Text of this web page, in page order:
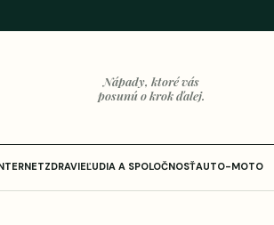
Nápady, ktoré vás
posunú o krok ďalej.
ZDRAVIEĽUDIA A SPOLOČNOSŤAUTO-MOTO